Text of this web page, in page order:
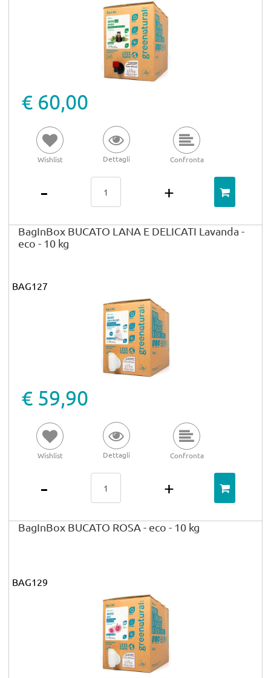
€ 60,00
Wishlist Dettagli Confronta
BagInBox BUCATO LANA E DELICATI Lavanda -
eco - 10 kg
BAG127
€ 59,90
Wishlist Dettagli Confronta
BagInBox BUCATO ROSA - eco - 10 kg
BAG129